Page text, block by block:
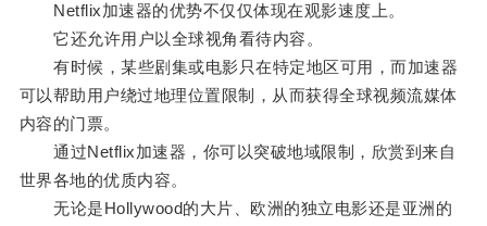
Netflix加速器的优势不仅仅体现在观影速度上。
它还允许用户以全球视角看待内容。
有时候，某些剧集或电影只在特定地区可用，而加速器
可以帮助用户绕过地理位置限制，从而获得全球视频流媒体
内容的门票。
通过Netflix加速器，你可以突破地域限制，欣赏到来自
世界各地的优质内容。
无论是Hollywood的大片、欧洲的独立电影还是亚洲的